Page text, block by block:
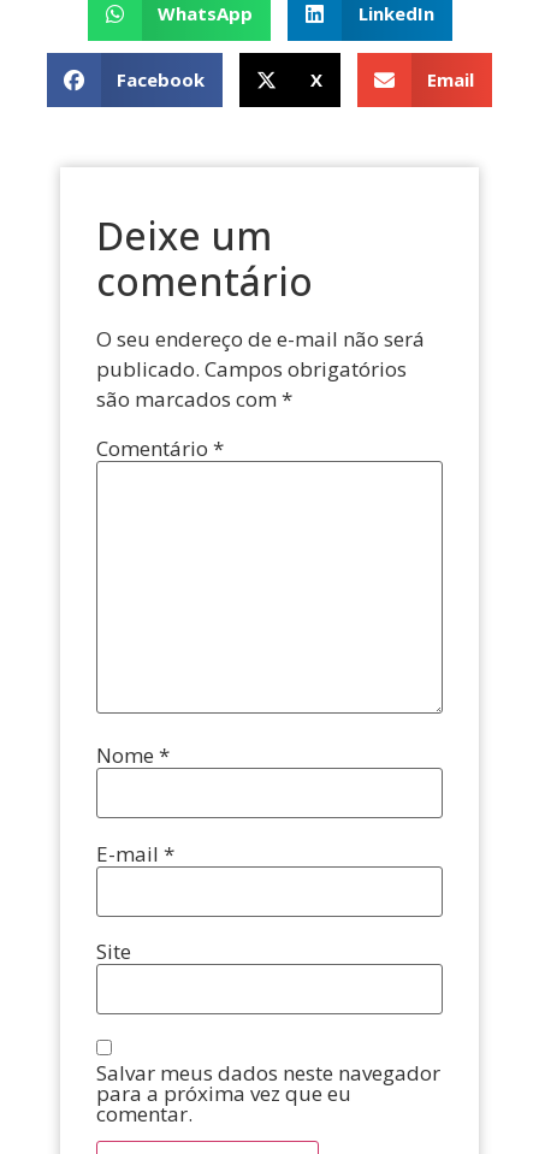
WhatsApp LinkedIn
Facebook X Email
Deixe um
comentário
O seu endereço de e-mail não será
publicado. Campos obrigatórios
são marcados com *
Comentário *
Nome *
E-mail *
Site
Salvar meus dados neste navegador
para a próxima vez que eu
comentar.